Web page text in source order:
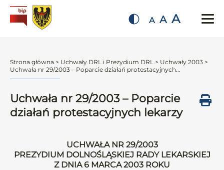
A A A
Strona główna > Uchwały DRL i Prezydium DRL > Uchwały 2003 >
Uchwała nr 29/2003 – Poparcie działań protestacyjnych...
Uchwała nr 29/2003 – Poparcie
działań protestacyjnych lekarzy
UCHWAŁA NR 29/2003
PREZYDIUM DOLNOŚLĄSKIEJ RADY LEKARSKIEJ
Z DNIA 6 MARCA 2003 ROKU